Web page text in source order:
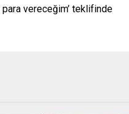
para vereceğim’ teklifinde